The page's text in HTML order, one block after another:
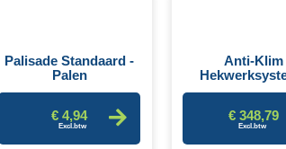
Palisade Standaard -
Palen
€ 4,94
Anti-Klim
€ 348,79